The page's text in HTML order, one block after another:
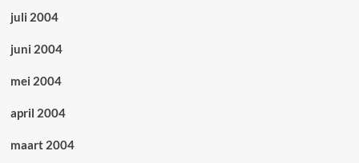
juli 2004
juni 2004
mei 2004
april 2004
maart 2004